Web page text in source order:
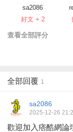
sa2086
好文 + 2
查看全部評分
全部回覆 1
sa2086
2025-12-26
歡迎加入痞酷網論